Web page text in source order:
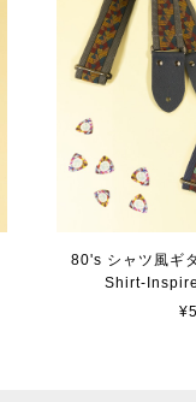
80's シャツ風ギ
Shirt-